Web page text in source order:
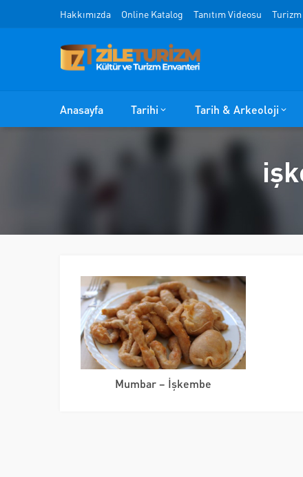
Hakkımızda Online Katalog Tanıtım Videosu
Anasayfa Tarihi Tarih & Arkeoloji
Mumbar – İşkembe